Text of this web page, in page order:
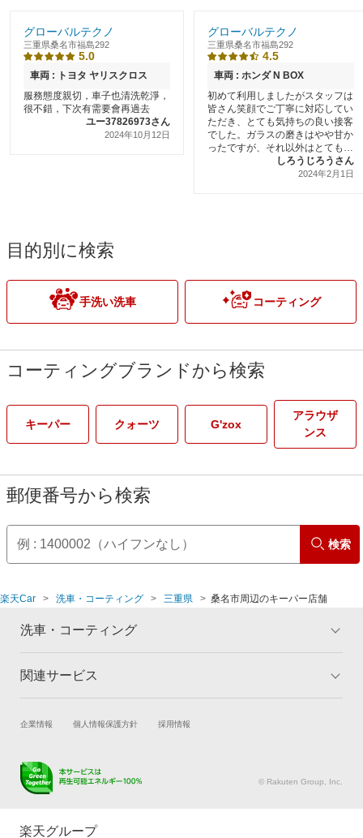
グローバルテクノ
三重県桑名市福島292
5.0
車両 : トヨタ ヤリスクロス
服務態度親切，車子也清洗乾淨，
很不錯，下次有需要會再過去
ユー37826973さん
2024年10月12日
グローバルテクノ
三重県桑名市福島292
4.5
車両 : ホンダ N BOX
初めて利用しましたがスタッフは
皆さん笑顔でご丁寧に対応してい
ただき、とても気持ちの良い接客
でした。ガラスの磨きはやや甘か
ったですが、それ以外はとてもキ
レイに洗い上げていただき、お願
いしてよかったです。
しろうじろうさん
2024年2月1日
目的別に検索
手洗い洗車 コーティング
コーティングブランドから検索
キーパー クォーツ G'zox
アラウザ
ンス
郵便番号から検索
検索
楽天Car 洗車・コーティング 三重県 桑名市周辺のキーパー店舗
洗車・コーティング
トップ
コーティングとは コーティング診断
よくある質問
関連サービス
試乗・商談 新車購入
キズ修理予約
メンテナンス管理
タイヤ交換サービス
企業情報 個人情報保護方針 採用情報
© Rakuten Group, Inc.
楽天グループ